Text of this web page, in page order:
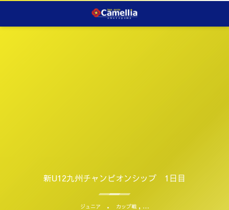
新U12九州チャンピオンシップ 1日目
ジュニア カップ戦, …